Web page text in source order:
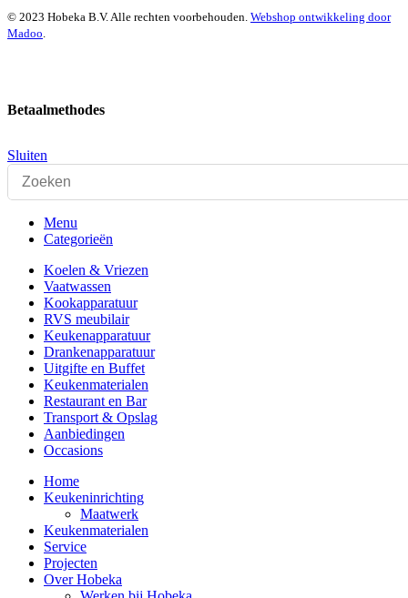
© 2023 Hobeka B.V. Alle rechten voorbehouden. Webshop ontwikkeling door
Madoo.
Betaalmethodes
Sluiten
Menu
Categorieën
Koelen & Vriezen
Vaatwassen
Kookapparatuur
RVS meubilair
Keukenapparatuur
Drankenapparatuur
Uitgifte en Buffet
Keukenmaterialen
Restaurant en Bar
Transport & Opslag
Aanbiedingen
Occasions
Home
Keukeninrichting
Maatwerk
Keukenmaterialen
Service
Projecten
Over Hobeka